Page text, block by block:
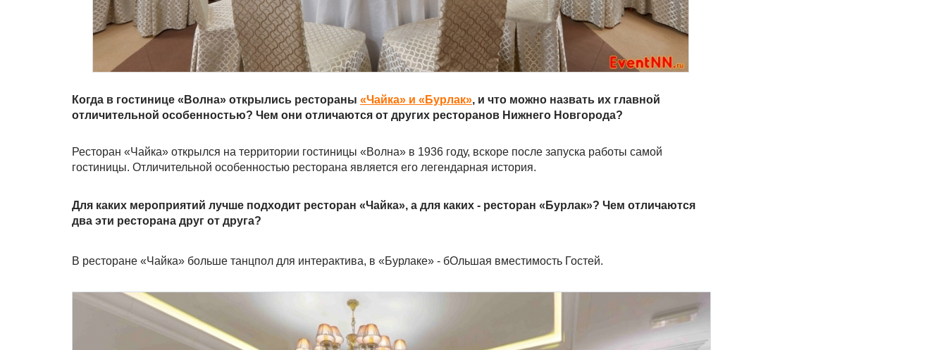
Когда в гостинице «Волна» открылись рестораны «Чайка» и «Бурлак», и что можно назвать их главной
отличительной особенностью? Чем они отличаются от других ресторанов Нижнего Новгорода?
Ресторан «Чайка» открылся на территории гостиницы «Волна» в 1936 году, вскоре после запуска работы самой
гостиницы. Отличительной особенностью ресторана является его легендарная история.
Для каких мероприятий лучше подходит ресторан «Чайка», а для каких - ресторан «Бурлак»? Чем отличаются
два эти ресторана друг от друга?
В ресторане «Чайка» больше танцпол для интерактива, в «Бурлаке» - бОльшая вместимость Гостей.